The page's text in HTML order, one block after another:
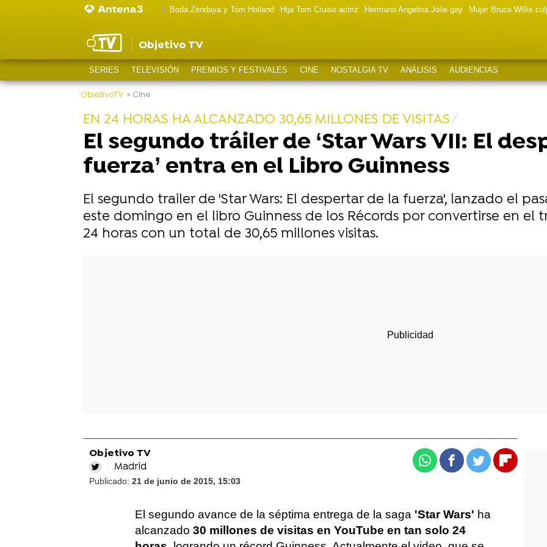
Boda Zendaya y Tom Holland Hija Tom Cruise actriz Hermano Angelina Jolie gay Mujer Bruce Willis
Objetivo TV
SERIES TELEVISIÓN PREMIOS Y FESTIVALES CINE NOSTALGIA TV ANÁLISIS AUDIENCIAS
ObjetivoTV » Cine
EN 24 HORAS HA ALCANZADO 30,65 MILLONES DE VISITAS
El segundo tráiler de ‘Star Wars VII: El
fuerza’ entra en el Libro Guinness
El segundo trailer de 'Star Wars: El despertar de la fuerza', lanzado el
este domingo en el libro Guinness de los Récords por convertirse en el
24 horas con un total de 30,65 millones visitas.
Objetivo TV
Madrid
Publicado: 21 de junio de 2015, 15:03
WhatsappFacebook
Twitter
El segundo avance de la séptima entrega de la saga 'Star Wars' ha
alcanzado 30 millones de visitas en YouTube en tan solo 24